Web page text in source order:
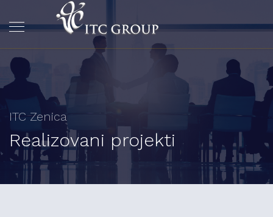
ITC Zenica
Realizovani projekti